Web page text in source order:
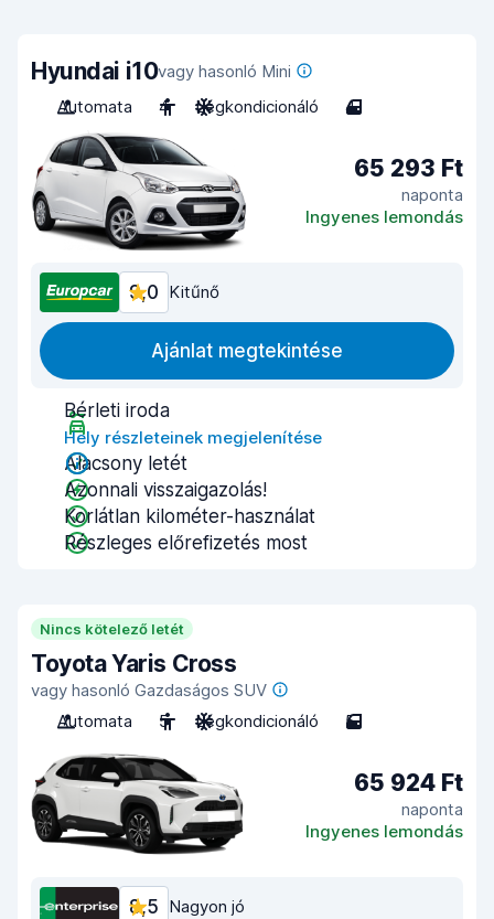
Hyundai i10vagy hasonló Mini
Automata
4 Légkondicionáló 4
65 293 Ft
naponta
Ingyenes lemondás
9,0 Kitűnő
Ajánlat megtekintése
Bérleti iroda
Hely részleteinek megjelenítése
Alacsony letét
Azonnali visszaigazolás!
Korlátlan kilométer-használat
Részleges előrefizetés most
Nincs kötelező letét
Toyota Yaris Cross
vagy hasonló Gazdaságos SUV
Automata
5 Légkondicionáló 5
65 924 Ft
naponta
Ingyenes lemondás
8,5 Nagyon jó